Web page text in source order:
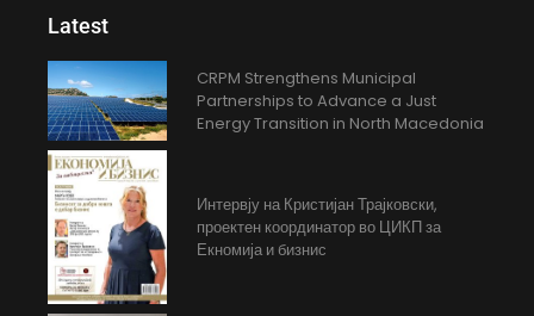
Latest
CRPM Strengthens Municipal
Partnerships to Advance a Just
Energy Transition in North Macedonia
Интервју на Кристијан Трајковски,
проектен координатор во ЦИКП за
Екномија и бизнис